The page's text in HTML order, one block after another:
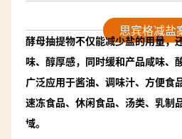
思宾格减盐
酵母抽提物不仅能减少盐的用量，
味、醇厚感，同时缓和产品咸味、
广泛应用于酱油、调味汁、方便食
速冻食品、休闲食品、汤类、乳制
域。